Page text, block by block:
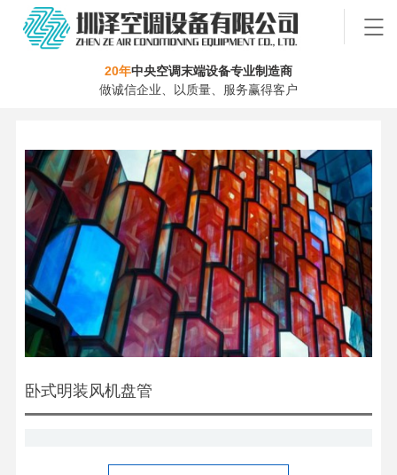
20年中央空调末端设备专业制造商
做诚信企业、以质量、服务赢得客户
卧式明装风机盘管